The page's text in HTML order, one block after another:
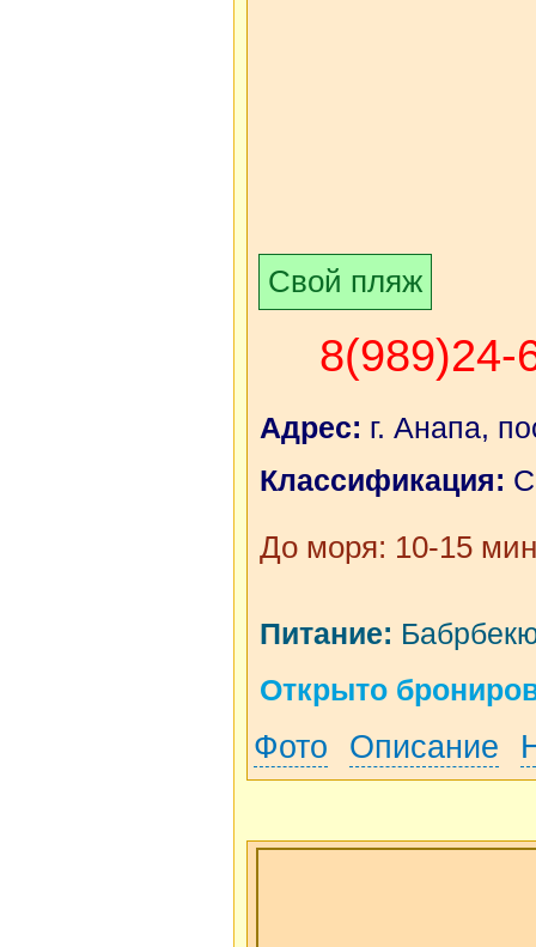
Свой пляж
8(989)24-
Адрес: г. Анапа,
Классификация:
До моря: 10-15
Питание:
Открыто
Фото Описание